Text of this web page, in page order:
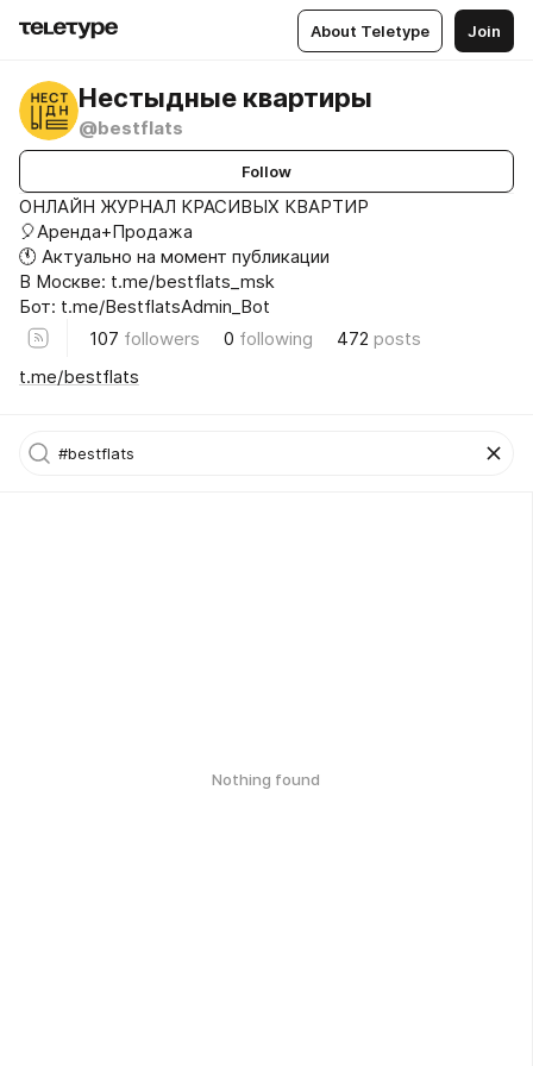
About Teletype Join
Нестыдные квартиры
@bestflats
Follow
ОНЛАЙН ЖУРНАЛ КРАСИВЫХ КВАРТИР
🎈Аренда+Продажа
🕚 Актуально на момент публикации
В Москве: t.me/bestflats_msk
Бот: t.me/BestflatsAdmin_Bot
107 followers 0 following 472 posts
t.me/bestflats
Nothing found